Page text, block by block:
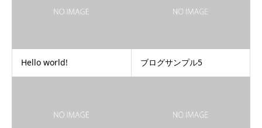
Hello world! ブログサンプル5